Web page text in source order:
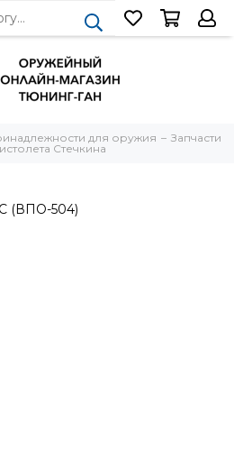
для оружия
Запчасти
Стечкина